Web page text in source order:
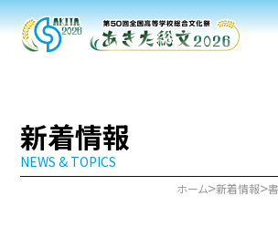
大会概要
ホーム>新着情報>
新着情報
NEWS & TOPICS